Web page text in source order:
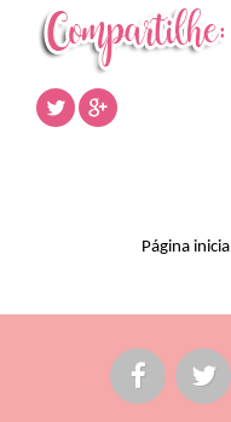
Página inicial